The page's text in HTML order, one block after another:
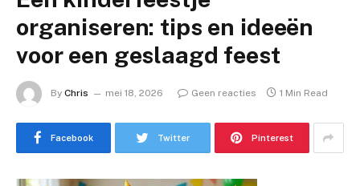
organiseren: tips en ideeën
voor een geslaagd feest
By Chris mei 18, 2026 Geen reacties 1 Min Read
Facebook Twitter Pinterest